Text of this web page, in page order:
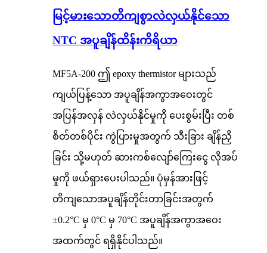
မြင့်မားသောတိကျစွာလဲလှယ်နိုင်သော
NTC အပူချိန်ထိန်းကိရိယာ
MF5A-200 ဤ epoxy thermistor များသည်
ကျယ်ပြန့်သော အပူချိန်အကွာအဝေးတွင်
အပြန်အလှန် လဲလှယ်နိုင်မှုကို ပေးစွမ်းပြီး တစ်
စိတ်တစ်ပိုင်း ကွဲပြားမှုအတွက် သီးခြား ချိန်ညှိ
ခြင်း သို့မဟုတ် ဆားကစ်လျော်ကြေးငွေ လိုအပ်
မှုကို ဖယ်ရှားပေးပါသည်။ ပုံမှန်အားဖြင့်
တိကျသောအပူချိန်တိုင်းတာခြင်းအတွက်
±0.2°C မှ 0°C မှ 70°C အပူချိန်အကွာအဝေး
အထက်တွင် ရရှိနိုင်ပါသည်။